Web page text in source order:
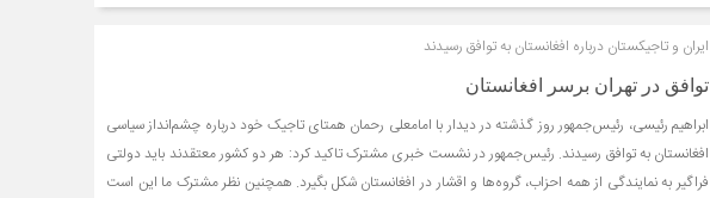
ایران و تاجیکستان درباره افغانستان به توافق رسیدند
توافق در تهران برسر افغانستان
ابراهیم رئیسی، رئیس‌جمهور روز گذشته در دیدار با امامعلی رحمان همتای تاجیک خود درباره چشم‌انداز سیاسی
افغانستان به توافق رسیدند. رئیس‌جمهور در نشست خبری مشترک تاکید کرد: هر دو کشور معتقدند باید دولتی
فراگیر به نمایندگی از همه احزاب، گروه‌ها و اقشار در افغانستان شکل بگیرد. همچنین نظر مشترک ما این است